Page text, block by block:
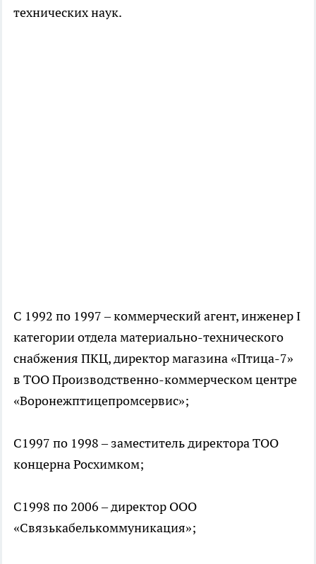
технических наук.
С 1992 по 1997 – коммерческий агент, инженер I
категории отдела материально-технического
снабжения ПКЦ, директор магазина «Птица-7»
в ТОО Производственно-коммерческом центре
«Воронежптицепромсервис»;
C1997 по 1998 – заместитель директора ТОО
концерна Росхимком;
C1998 по 2006 – директор ООО
«Связькабелькоммуникация»;